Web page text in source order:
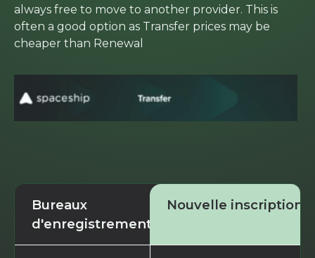
always free to move to another provider. This is
often a good option as Transfer prices may be
cheaper than Renewal
Bureaux
d'enregistrement
Nouvelle inscription